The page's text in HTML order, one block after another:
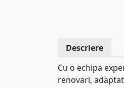
Descriere
Cu o echipa
renovari,